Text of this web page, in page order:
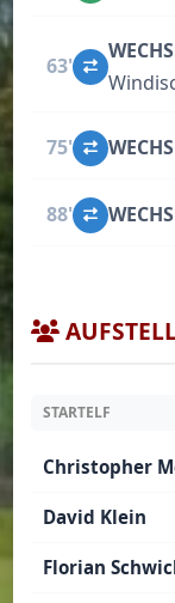
63'
75'
88'
STARTELF
Christopher
David Klein
Florian